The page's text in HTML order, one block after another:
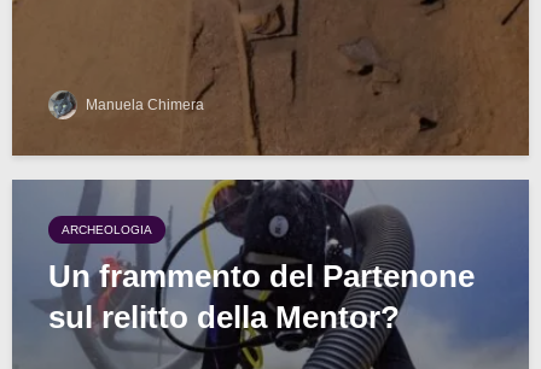
Manuela Chimera
ARCHEOLOGIA
Un frammento del Partenone
sul relitto della Mentor?